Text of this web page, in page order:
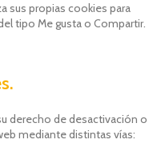
sus propias cookies para
tipo Me gusta o Compartir.
derecho de desactivación o
mediante distintas vías: